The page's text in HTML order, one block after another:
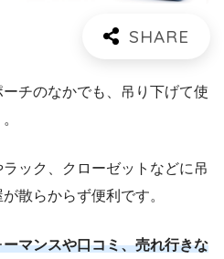
チのなかでも、吊り下げて使
ック、クローゼットなどに吊
散らからず便利です。
マンスや口コミ、売れ行きな